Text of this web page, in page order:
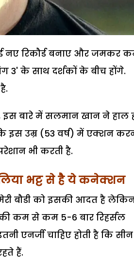
रिकौर्ड बनाए और जमकर
के साथ दर्शकों के बीच होंगे.
बारे में सलमान खान ने हाल
इस उम्र (53 वर्ष) में एक्शन
भी करती है.
भट्ट से है ये कनेक्शन
बौडी को इसकी आदत है
कम से कम 5-6 बार रिहर्सल
एनर्जी चाहिए होती है कि सीन
हैं.